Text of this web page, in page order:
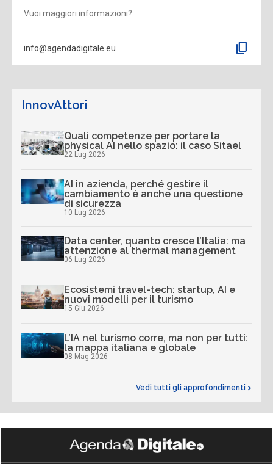
Vuoi maggiori informazioni?
info@agendadigitale.eu content_copy
InnovAttori
Quali competenze per portare la
physical AI nello spazio: il caso Sitael
22 Lug 2026
AI in azienda, perché gestire il
cambiamento è anche una questione
di sicurezza
10 Lug 2026
Data center, quanto cresce l’Italia: ma
attenzione al thermal management
06 Lug 2026
Ecosistemi travel-tech: startup, AI e
nuovi modelli per il turismo
15 Giu 2026
L’IA nel turismo corre, ma non per tutti:
la mappa italiana e globale
08 Mag 2026
Vedi tutti gli approfondimenti >